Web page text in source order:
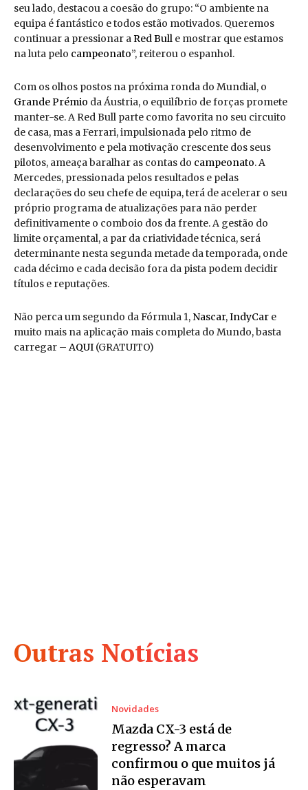
Outras Notícias
Novidades
Mazda CX-3 está de
regresso? A marca
confirmou o que muitos já
não esperavam
seu lado, destacou a coesão do grupo: “O ambiente na
equipa é fantástico e todos estão motivados. Queremos
continuar a pressionar aRed Bull e mostrar que estamos
na luta pelo campeonato”, reiterou o espanhol.
Com os olhos postos na próxima ronda do Mundial, o
Grande Prémio da Áustria, o equilíbrio de forças promete
manter-se. A Red Bull parte como favorita no seu circuito
de casa, mas a Ferrari, impulsionada pelo ritmo de
desenvolvimento e pela motivação crescente dos seus
pilotos, ameaça baralhar as contas do campeonato. A
Mercedes, pressionada pelos resultados e pelas
declarações do seu chefe de equipa, terá de acelerar o seu
próprio programa de atualizações para não perder
definitivamente o comboio dos da frente. A gestão do
limite orçamental, a par da criatividade técnica, será
determinante nesta segunda metade da temporada, onde
cada décimo e cada decisão fora da pista podem decidir
títulos e reputações.
Não perca um segundo da Fórmula 1, Nascar,IndyCar e
muito mais na aplicação mais completa do Mundo, basta
carregar – AQUI (GRATUITO)